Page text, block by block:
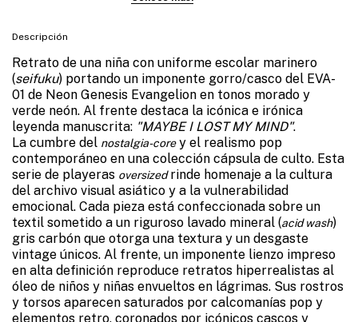
Descripción
Retrato de una niña con uniforme escolar marinero
(seifuku) portando un imponente gorro/casco del EVA-
01 de Neon Genesis Evangelion en tonos morado y
verde neón. Al frente destaca la icónica e irónica
leyenda manuscrita: "MAYBE I LOST MY MIND".
La cumbre del nostalgia-corey el realismo pop
contemporáneo en una colección cápsula de culto. Esta
serie de playeras oversizedrinde homenaje a la cultura
del archivo visual asiático y a la vulnerabilidad
emocional. Cada pieza está confeccionada sobre un
textil sometido a un riguroso lavado mineral (acid wash)
gris carbón que otorga una textura y un desgaste
vintage únicos. Al frente, un imponente lienzo impreso
en alta definición reproduce retratos hiperrealistas al
óleo de niños y niñas envueltos en lágrimas. Sus rostros
y torsos aparecen saturados por calcomanías pop y
elementos retro, coronados por icónicos cascos y